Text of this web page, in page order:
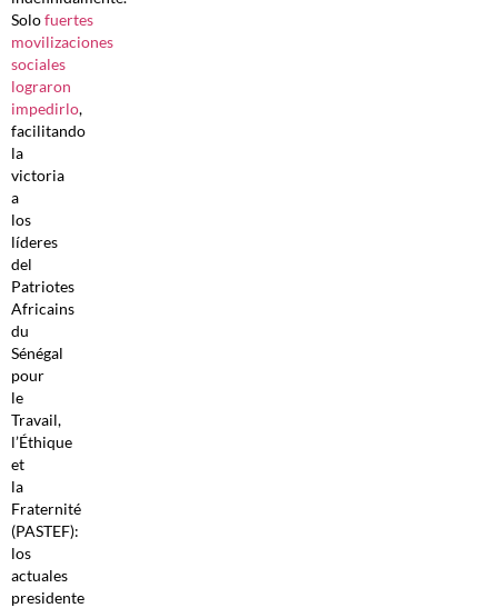
Solofuertes
movilizaciones
sociales
lograron
impedirlo,
facilitando
la
victoria
a
los
líderes
del
Patriotes
Africains
du
Sénégal
pour
le
Travail,
l’Éthique
et
la
Fraternité
(PASTEF):
los
actuales
presidente